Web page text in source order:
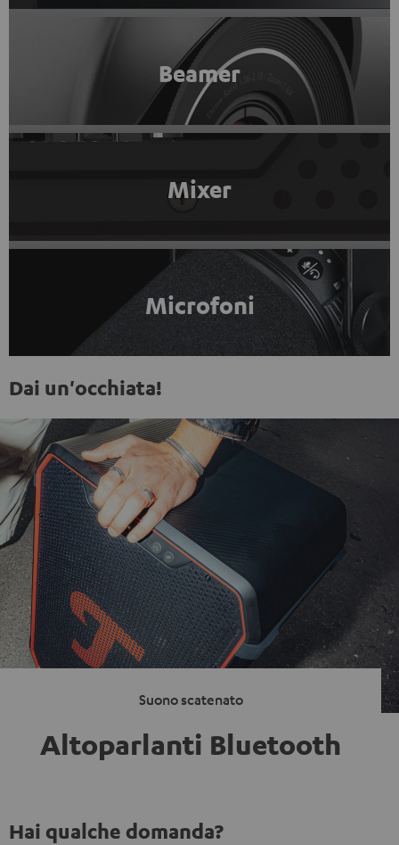
Beamer
Mixer
Microfoni
Dai un'occhiata!
Suono scatenato
Altoparlanti Bluetooth
Hai qualche domanda?